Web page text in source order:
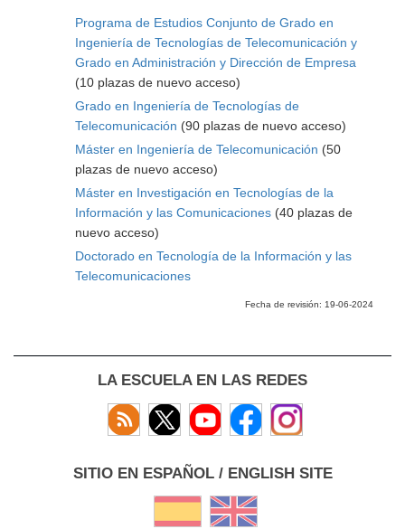
Programa de Estudios Conjunto de Grado en
Ingeniería de Tecnologías de Telecomunicación y
Grado en Administración y Dirección de Empresa
(10 plazas de nuevo acceso)
Grado en Ingeniería de Tecnologías de
Telecomunicación (90 plazas de nuevo acceso)
Máster en Ingeniería de Telecomunicación (50
plazas de nuevo acceso)
Máster en Investigación en Tecnologías de la
Información y las Comunicaciones (40 plazas de
nuevo acceso)
Doctorado en Tecnología de la Información y las
Telecomunicaciones
Fecha de revisión: 19-06-2024
LA ESCUELA EN LAS REDES
SITIO EN ESPAÑOL / ENGLISH SITE